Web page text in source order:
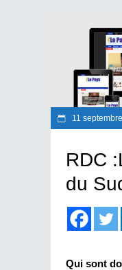
11
RDC
du
Qui sont